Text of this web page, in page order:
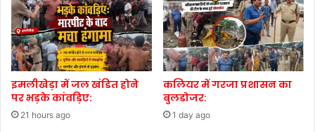
इमलीखेड़ा में जल खंडित होने
पर भड़के कांवड़िए:
21 hours ago
कलियर में गरजा प्रशासन का
बुलडोजर:
1 day ago